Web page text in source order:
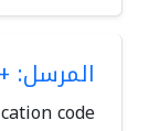
المرسل: +Google
code.